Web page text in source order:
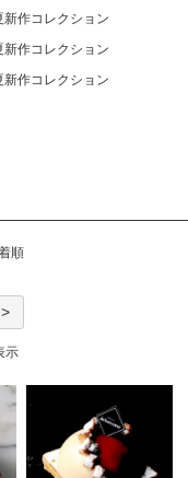
作コレクション
作コレクション
作コレクション
順
示